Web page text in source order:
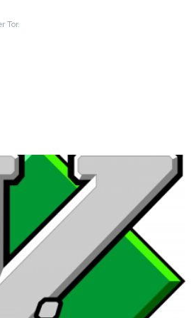
Tor.